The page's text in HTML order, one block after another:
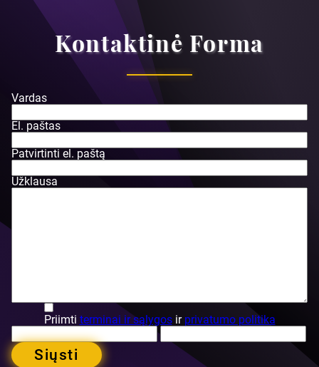
Kontaktinė Forma
Vardas
El. paštas
Patvirtinti el. paštą
Užklausa
Priimti terminai ir sąlygosir privatumo politika
Siųsti